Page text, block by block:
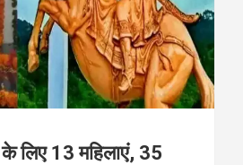
के लिए 13 महिलाएं, 35